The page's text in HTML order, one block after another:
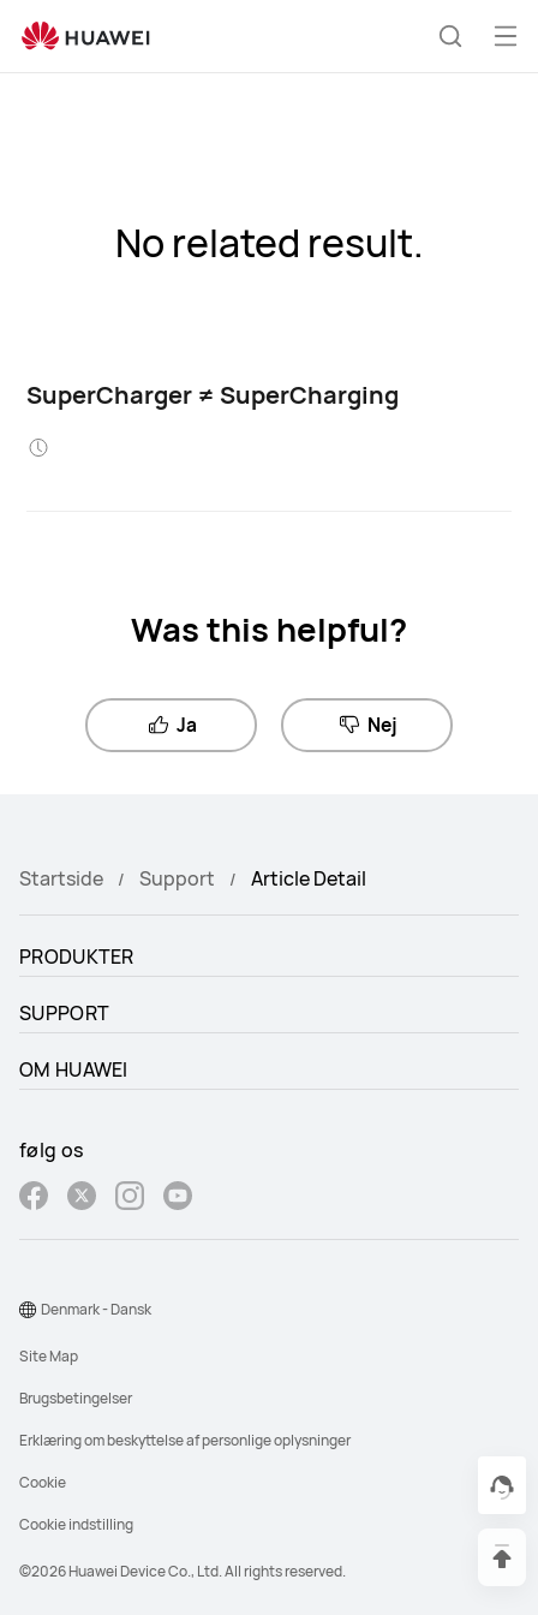
Åbn
No related result.
SuperCharger ≠ SuperCharging
Was this helpful?
Ja Nej
Startside Support Article Detail
PRODUKTER
SUPPORT
OM HUAWEI
følg os
©2026 Huawei Device Co., Ltd. All rights reserved.
Site Map
Brugsbetingelser
Erklæring om beskyttelse af personlige oplysninger
Cookie
Cookie indstilling
Denmark - Dansk